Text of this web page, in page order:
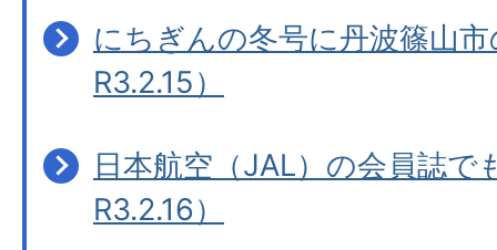
にちぎんの冬号に丹波篠山
R3.2.15）
日本航空（JAL）の会員誌で
R3.2.16）